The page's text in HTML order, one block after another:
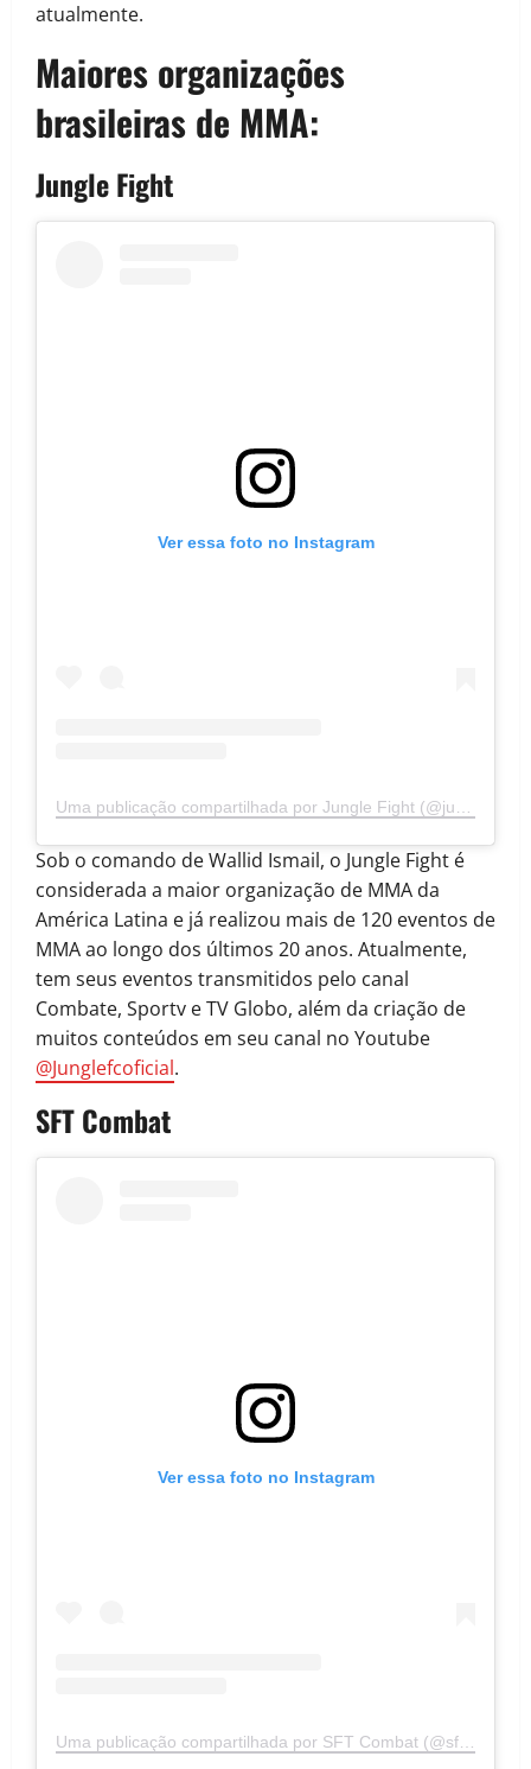
atualmente.
Maiores organizações
brasileiras de MMA:
Jungle Fight
Ver essa foto no Instagram
Sob o comando de Wallid Ismail, o Jungle Fight é
considerada a maior organização de MMA da
América Latina e já realizou mais de 120 eventos de
MMA ao longo dos últimos 20 anos. Atualmente,
tem seus eventos transmitidos pelo canal
Combate, Sportv e TV Globo, além da criação de
muitos conteúdos em seu canal no Youtube
@Junglefcoficial.
SFT Combat
Ver essa foto no Instagram